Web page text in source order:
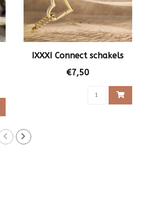
IXXXI Connect schakels
€7,50